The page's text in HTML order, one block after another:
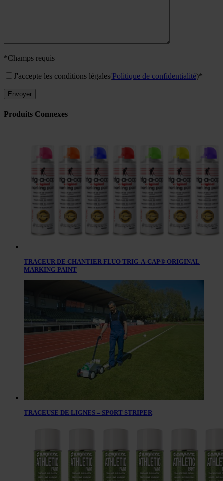
*Champs requis
J'accepte les conditions légales(Politique de confidentialité)*
Produits Connexes
TRACEUR DE CHANTIER FLUO TRIG-A-CAP® ORIGINAL
MARKING PAINT
TRACEUSE DE LIGNES – SPORT STRIPER